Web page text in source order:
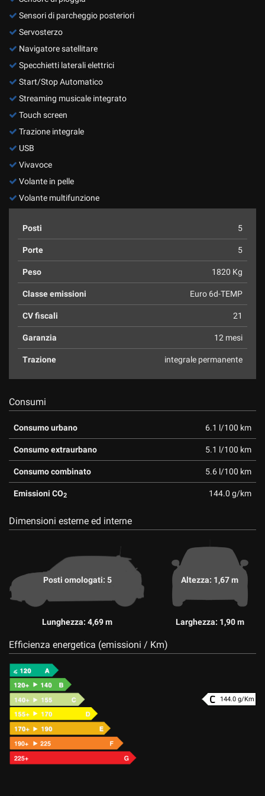
Sensori di parcheggio posteriori
Servosterzo
Navigatore satellitare
Specchietti laterali elettrici
Start/Stop Automatico
Streaming musicale integrato
Touch screen
Trazione integrale
USB
Vivavoce
Volante in pelle
Volante multifunzione
Posti 5
Porte 5
Peso 1820 Kg
Classe emissioni Euro 6d-TEMP
CV fiscali 21
Garanzia 12 mesi
Trazione integrale permanente
Consumi
Consumo urbano 6.1 l/100 km
Consumo extraurbano 5.1 l/100 km
Consumo combinato 5.6 l/100 km
Emissioni CO2 144.0 g/km
Dimensioni esterne ed interne
Posti omologati: 5
Lunghezza: 4,69 m
Altezza: 1,67 m
Larghezza: 1,90 m
Efficienza energetica (emissioni / Km)
144.0 g/Km